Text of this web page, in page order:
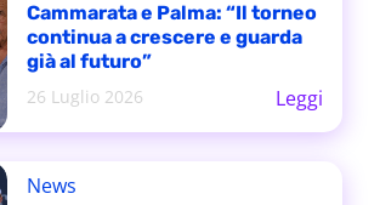
Cammarata e Palma: “Il torneo
continua a crescere e guarda
già al futuro”
26 Luglio 2026
Leggi
News